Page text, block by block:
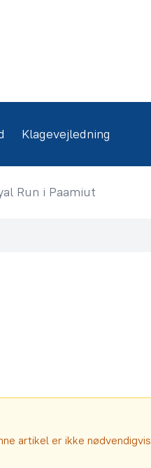
Klagevejledning
Run i Paamiut
artikel er ikke nødvendigvis